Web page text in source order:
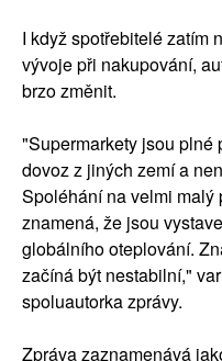
I když spotřebitelé zatím
vývoje při nakupování,
brzo změnit.
"Supermarkety jsou plné
dovoz z jiných zemí a
Spoléhání na velmi malý
znamená, že jsou
globálního oteplování.
začíná být nestabilní,"
spoluautorka zprávy.
Zpráva zaznamenává